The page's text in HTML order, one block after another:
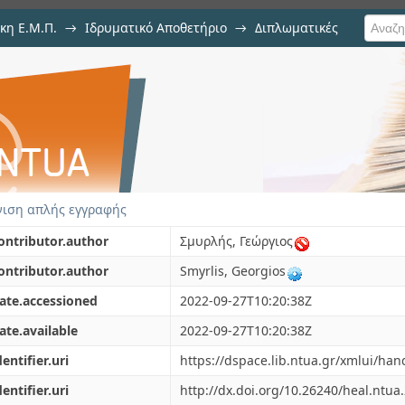
Ε.Μ.Π. → Ιδρυματικό Αποθετήριο → Διπλωματικές
modeling of rotating wheels
απλής εγγραφής
Σμυρλής, Γεώργιος
Smyrlis, Georgios
2022-09-27T10:20:38Z
2022-09-27T10:20:38Z
https://dspace.lib.ntua.gr/xmlui/
http://dx.doi.org/10.26240/